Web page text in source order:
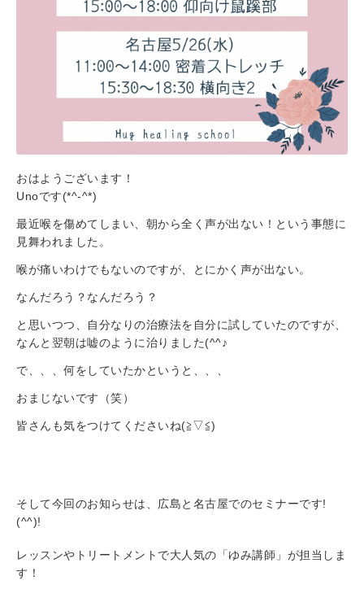
おはようございます！
Unoです(*^-^*)
最近喉を傷めてしまい、朝から全く声が出ない！という事態に
見舞われました。
喉が痛いわけでもないのですが、とにかく声が出ない。
なんだろう？なんだろう？
と思いつつ、自分なりの治療法を自分に試していたのですが、
なんと翌朝は嘘のように治りました(^^♪
で、、、何をしていたかというと、、、
おまじないです（笑）
皆さんも気をつけてくださいね(≧▽≦)
そして今回のお知らせは、広島と名古屋でのセミナーです!
(^^)!
レッスンやトリートメントで大人気の「ゆみ講師」が担当しま
す！